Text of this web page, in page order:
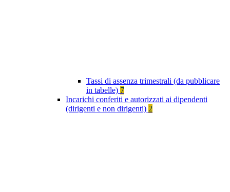
Tassi di assenza trimestrali (da pubblicare
in tabelle) 7
Incarichi conferiti e autorizzati ai dipendenti
(dirigenti e non dirigenti) 2